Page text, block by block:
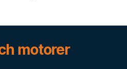
motorer